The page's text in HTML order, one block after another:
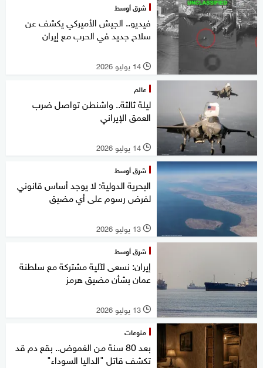
شرق أوسط
فيديو.. الجيش الأميركي يكشف عن
سلاح جديد في الحرب مع إيران
l 14 يوليو 2026
عالم
ليلة ثالثة.. واشنطن تواصل ضرب
العمق الإيراني
l 14 يوليو 2026
شرق أوسط
البحرية الدولية: لا يوجد أساس قانوني
لفرض رسوم على أي مضيق
l 13 يوليو 2026
شرق أوسط
إيران: نسعى لآلية مشتركة مع سلطنة
عمان بشأن مضيق هرمز
l 13 يوليو 2026
منوعات
بعد 80 سنة من الغموض.. بقع دم قد
تكشف قاتل "الداليا السوداء"